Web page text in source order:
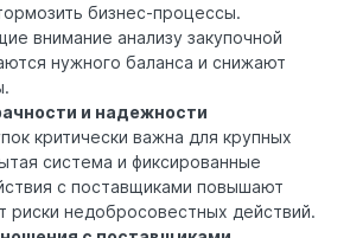
бизнес-процессы.
внимание анализу закупочной
нужного баланса и снижают
и надежности
критически важна для крупных
система и фиксированные
с поставщиками повышают
риски недобросовестных действий.